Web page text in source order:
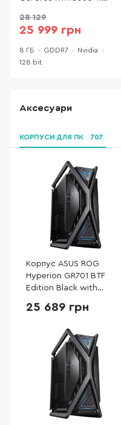
N506TEAGLE OC-8GD)
28 129
25 999 грн
8 ГБ GDDR7
Nvidia
128 bit
Аксесуари
КОРПУСИ ДЛЯ ПК 707
Корпус ASUS ROG
Hyperion GR701 BTF
Edition Black with
B39020)
25 689 грн